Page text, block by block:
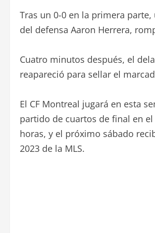
Tras un 0-0 en la primera
del defensa Aaron Herrera,
Cuatro minutos después, el
reapareció para sellar el
El CF Montreal jugará en esta
partido de cuartos de final en
horas, y el próximo sábado
2023 de la MLS.